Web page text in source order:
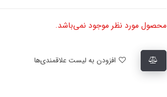
محصول مورد نظر موجود نمی‌باشد.